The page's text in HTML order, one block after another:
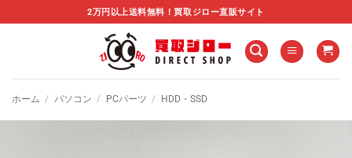
to
2万円以上送料無料！買取ジロー直販サイト
ホーム / パソコン / PCパーツ / HDD・SSD